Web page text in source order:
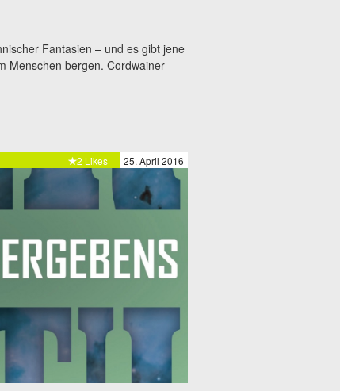
Fantasien – und es gibt jene
Menschen bergen. Cordwainer
25. April 2016
2 Likes